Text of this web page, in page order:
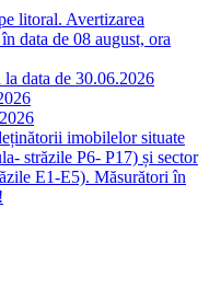
litoral. Avertizarea
data de 08 august, ora
data de 30.06.2026
imobilelor situate
străzile P6- P17) și sector
E1-E5). Măsurători în